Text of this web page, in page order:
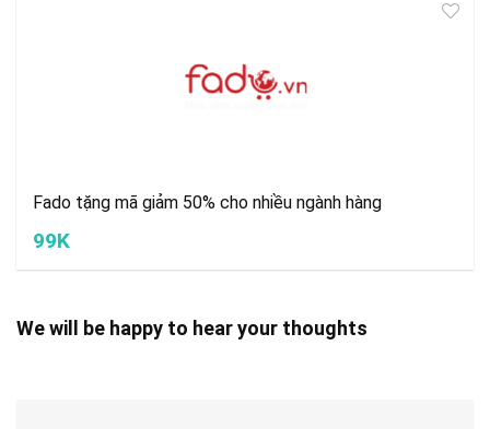
Fado tặng mã giảm 50% cho nhiều ngành hàng
99K
We will be happy to hear your thoughts